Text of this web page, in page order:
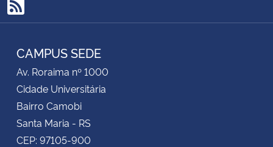
RSS
CAMPUS SEDE
Av. Roraima nº 1000
Cidade Universitária
Bairro Camobi
Santa Maria - RS
CEP: 97105-900